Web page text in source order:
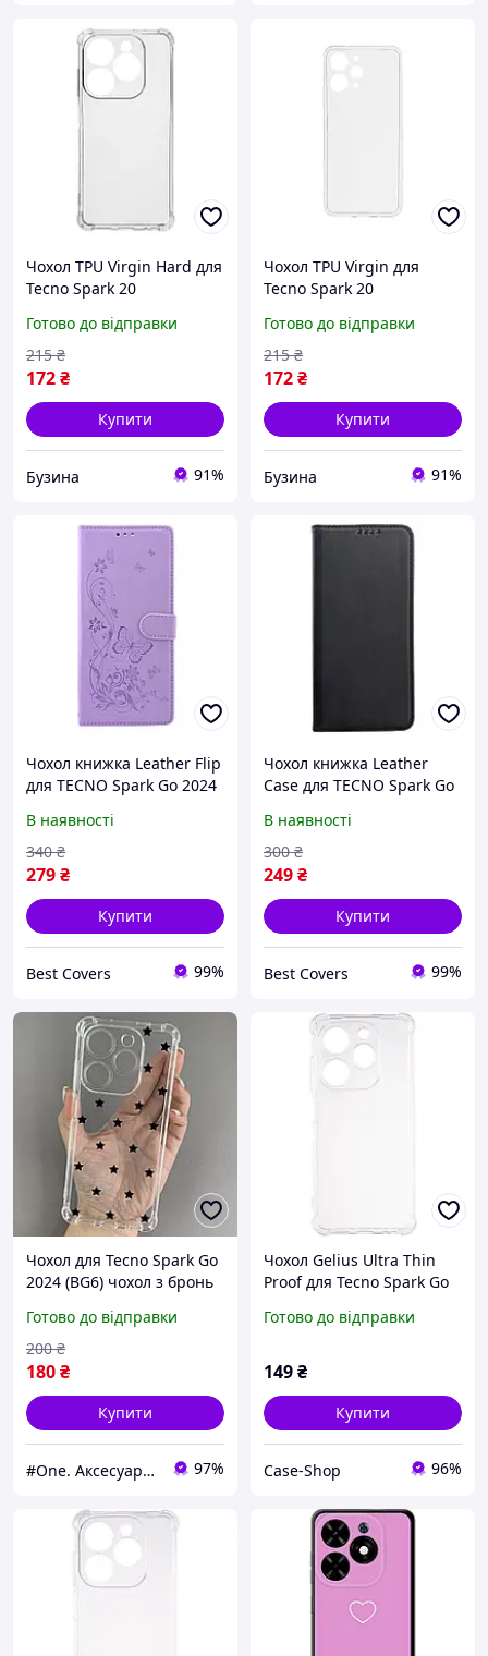
Чохол TPU Virgin Hard для
Tecno Spark 20
(BG7n)/Spark Go 2024
(BG6)/Pop 8 Колір
Transparent buzyna
Готово до відправки
172₴
215 ₴
Купити
Бузина 91%
Чохол TPU Virgin для
Tecno Spark 20
(BG7n)/Spark Go 2024
(BG6)/Pop 8 Колір
Transparent buzyna
Готово до відправки
172₴
215 ₴
Купити
Бузина 91%
Чохол книжка Leather Flip
для TECNO Spark Go 2024
принт метелика
В наявності
279₴
340 ₴
Купити
Best Covers 99%
Чохол книжка Leather
Case для TECNO Spark Go
підставкою чорний
В наявності
249₴
300 ₴
Купити
Best Covers 99%
Чохол для Tecno Spark Go
2024 (BG6) чохол з бронь
зірочок на техно спарк го
2024 q03p
Готово до відправки
180₴
200 ₴
Купити
#One. Аксесуари до смартфонів 97%
Чохол Gelius Ultra Thin
Proof для Tecno Spark Go
Готово до відправки
149₴
Купити
Case-Shop 96%